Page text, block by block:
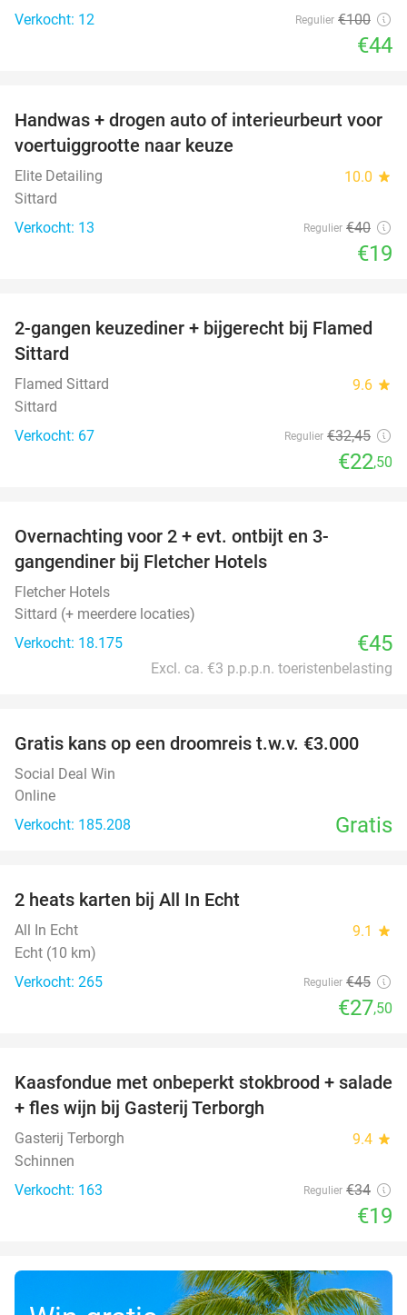
Verkocht: 12
Regulier €100
€44
53%
Handwas + drogen auto of interieurbeurt voor
voertuiggrootte naar keuze
Elite Detailing 10.0 star
Sittard
Verkocht: 13
Regulier €40
€19
31%
2-gangen keuzediner + bijgerecht bij Flamed
Sittard
Flamed Sittard 9.6 star
Sittard
Verkocht: 67
Regulier €32,45
€22,50
Overnachting voor 2 + evt. ontbijt en 3-
gangendiner bij Fletcher Hotels
Fletcher Hotels
Sittard (+ meerdere locaties)
Verkocht: 18.175
€45
Excl. ca. €3 p.p.p.n. toeristenbelasting
Gratis kans op een droomreis t.w.v. €3.000
Social Deal Win
Online
Verkocht: 185.208
Gratis
2 heats karten bij All In Echt
All In Echt 9.1 star
Echt (10 km)
Verkocht: 265
Regulier €45
€27,50
44%
Kaasfondue met onbeperkt stokbrood + salade
+ fles wijn bij Gasterij Terborgh
Gasterij Terborgh 9.4 star
Schinnen
Verkocht: 163
Regulier €34
€19